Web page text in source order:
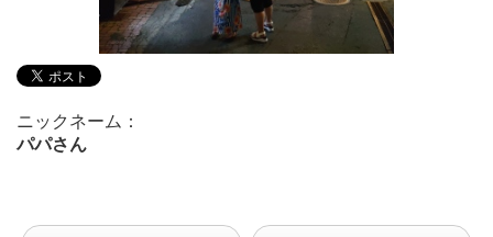
ニックネーム：
パパさん